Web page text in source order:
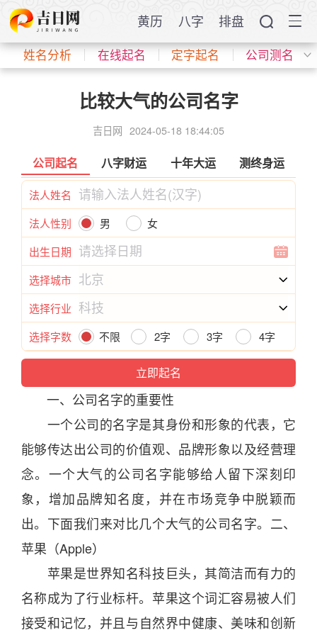
黄历 八字 排盘
姓名分析 在线起名 定字起名 公司测名
比较大气的公司名字
吉日网 2024-05-18 18:44:05
公司起名 八字财运 十年大运 测终身运
法人姓名
法人性别
男
女
出生日期
选择城市
选择行业
选择字数
不限 2字 3字 4字
一、 公司名字的重要性
一个公司的名字是其身份和形象的代表，它
能够传达出公司的价值观、品牌形象以及经营理
念。一个大气的公司名字能够给人留下深刻印
象，增加品牌知名度，并在市场竞争中脱颖而
出。下面我们来对比几个大气的公司名字。二、
苹果（Apple）
苹果是世界知名科技巨头，其简洁而有力的
名称成为了行业标杆。苹果这个词汇容易被人们
接受和记忆，并且与 自然界中健康、美味和创新